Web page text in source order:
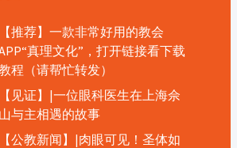
【推荐】一款非常好用的教会
真理文化”，打开链接看下载
程（请帮忙转发）
【见证】|一位眼科医生在上海佘
山与主相遇的故事
【公教新闻】|肉眼可见！圣体如